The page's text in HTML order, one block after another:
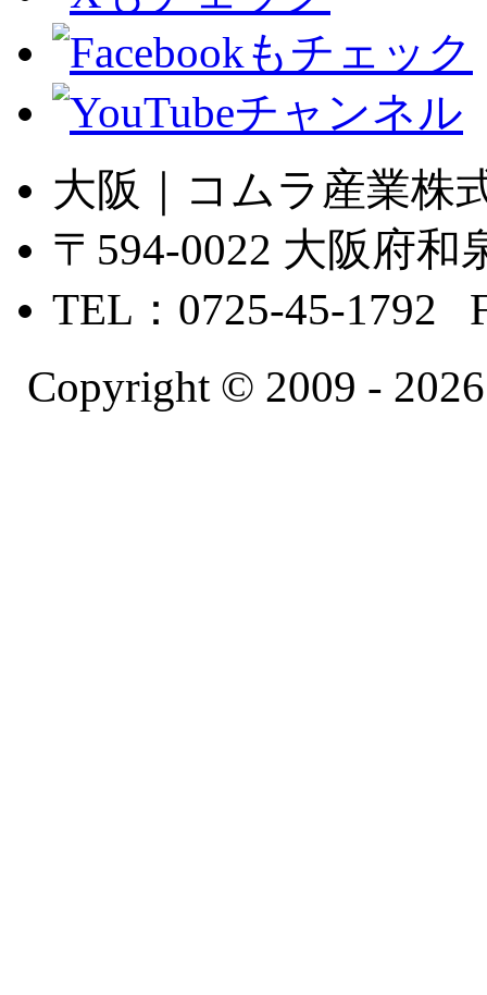
大阪｜コムラ産業株
〒594-0022 大阪府
TEL：0725-45-1792
Copyright © 2009 -